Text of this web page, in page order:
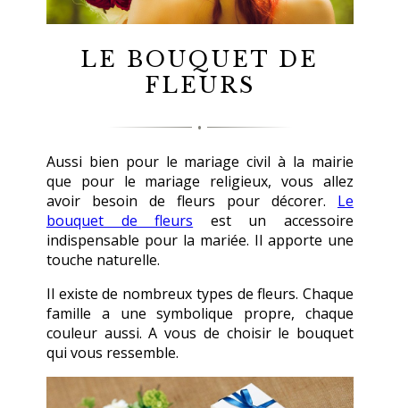
LE BOUQUET DE
FLEURS
Aussi bien pour le mariage civil à la mairie
que pour le mariage religieux, vous allez
avoir besoin de fleurs pour décorer. Le
bouquet de fleurs est un accessoire
indispensable pour la mariée. Il apporte une
touche naturelle.
Il existe de nombreux types de fleurs. Chaque
famille a une symbolique propre, chaque
couleur aussi. A vous de choisir le bouquet
qui vous ressemble.